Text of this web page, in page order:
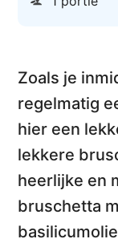
Zoals je
regelmatig
hier een
lekkere
heerlijke en
bruschetta
basilicumolie